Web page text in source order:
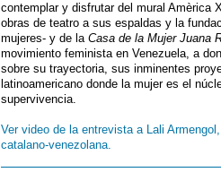
contemplar y disfrutar del mural Amèrica
obras de teatro a sus espaldas y la
mujeres- y de la Casa de la Mujer Juana
movimiento feminista en Venezuela, a
sobre su trayectoria, sus inminentes
latinoamericano donde la mujer es el
supervivencia.
Ver video de la entrevista a Lali
catalano-venezolana.